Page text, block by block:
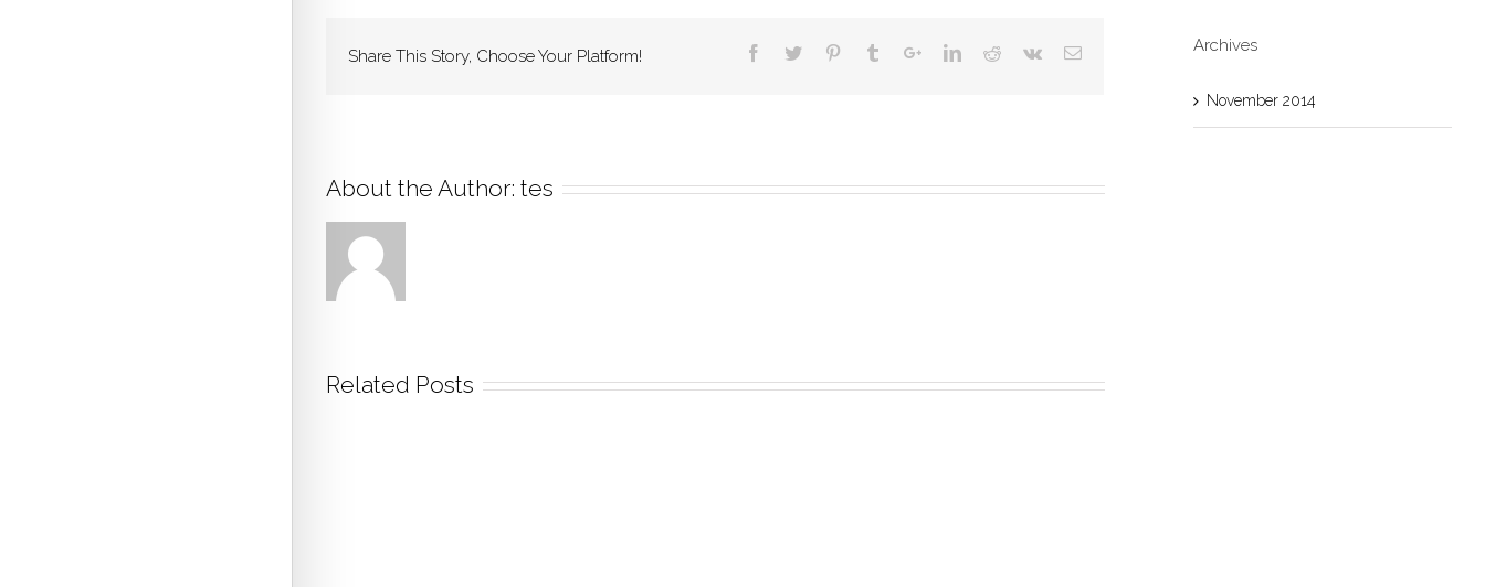
Share This Story, Choose Your Platform!
About the Author: tes
Related Posts
Archives
November 2014